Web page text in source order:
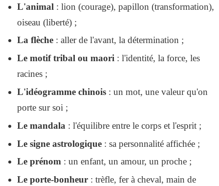
L'animal : lion (courage), papillon (transformation),
oiseau (liberté) ;
La flèche: aller de l'avant, la détermination ;
Le motif tribal ou maori: l'identité, la force, les
racines ;
L'idéogramme chinois: un mot, une valeur qu'on
porte sur soi ;
Le mandala : l'équilibre entre le corps et l'esprit ;
Le signe astrologique: sa personnalité affichée ;
Le prénom: un enfant, un amour, un proche ;
Le porte-bonheur: trèfle, fer à cheval, main de